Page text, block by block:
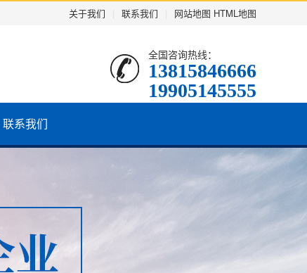
关于我们 联系我们 网站地图 HTML地图
全国咨询热线：
13815846666
19905145555
联系我们